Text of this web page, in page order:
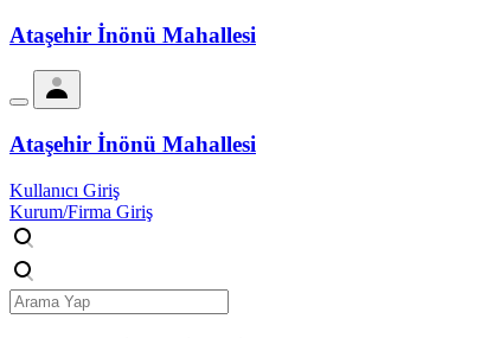
Ataşehir İnönü Mahallesi
Ataşehir İnönü Mahallesi
Kullanıcı Giriş
Kurum/Firma Giriş